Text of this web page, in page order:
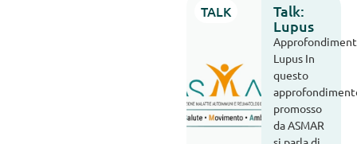
TALK
Talk:
Lupus
Lupus In
questo
promosso
da ASMAR